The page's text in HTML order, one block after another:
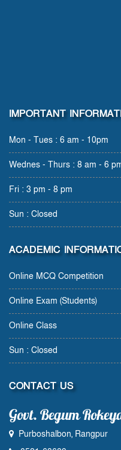
IMPORTANT
Mon - Tues : 6 am - 10pm
Wednes - Thurs : 8 am - 6
Fri : 3 pm - 8 pm
Sun : Closed
ACADEMIC
Online MCQ Competition
Online Exam (Students)
Online Class
Sun : Closed
CONTACT US
Govt. Begum
Purboshalbon, Rangpur